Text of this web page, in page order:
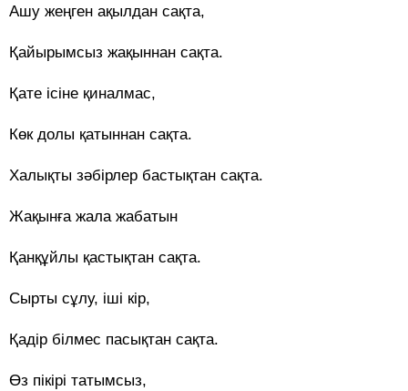
Ашу жеңген ақылдан сақта,
Қайырымсыз жақыннан сақта.
Қате ісіне қиналмас,
Көк долы қатыннан сақта.
Халықты зәбірлер бастықтан сақта.
Жақынға жала жабатын
Қанқұйлы қастықтан сақта.
Сырты сұлу, іші кір,
Қадір білмес пасықтан сақта.
Өз пікірі татымсыз,